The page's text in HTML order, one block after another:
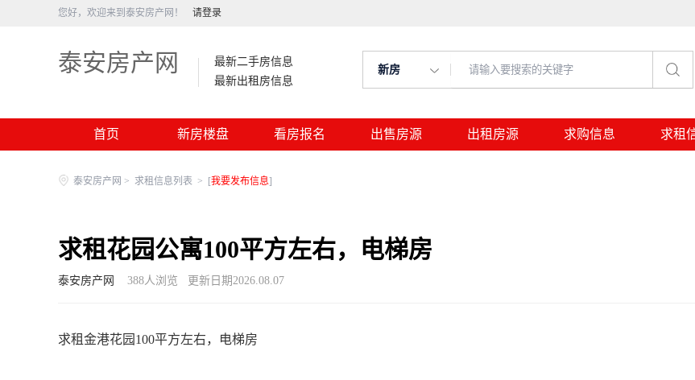
您好，欢迎来到泰安房产网！ 请登录
泰安房产网
最新二手房信息
最新出租房信息
新房
首页 新房楼盘 看房报名 出售房源 出租房源 求购信息 求租
泰安房产网 > 求租信息列表 > [我要发布信息]
求租花园公寓100平方左右，电梯房
泰安房产网 388人浏览 更新日期2026.08.07
求租金港花园100平方左右，电梯房